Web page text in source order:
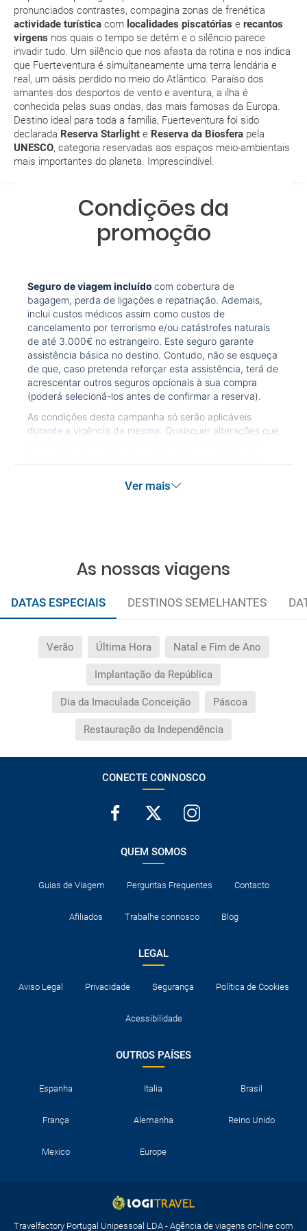
pronunciados contrastes, compagina zonas de frenética
actividade turística com localidades piscatórias e recantos
virgens nos quais o tempo se detém e o silêncio parece
invadir tudo. Um silêncio que nos afasta da rotina e nos indica
que Fuerteventura é simultaneamente uma terra lendária e
real, um oásis perdido no meio do Atlântico. Paraíso dos
amantes dos desportos de vento e aventura, a ilha é
conhecida pelas suas ondas, das mais famosas da Europa.
Destino ideal para toda a família, Fuerteventura foi sido
declarada Reserva Starlight e Reserva da Biosfera pela
UNESCO, categoria reservadas aos espaços meio-ambientais
mais importantes do planeta. Imprescindível.
poderá nadar em pleno Inverno
JAN
20.2 °C
14.2 °C
FEV
20.6 °C
14.4 °C
MAR
21.6 °C
14.8 °C
ABR
22.3 °C
15.3 °C
Que validade deve ter o meu passaporte para viajar
para...?
Com quanta antecedência tenho de estar no
aeroporto?
Como posso reservar uma viagem de pacote de
férias no site?
pendente de confirmação. Como sei se se confirma
Como sei se há lugares disponíveis na viagem que
Se tenho os transfers incluídos, onde me devo
dirigir?
A minha reserva inclui algum seguro de viagem?
Quais as condições gerais nas reservas das
viagens?
Quais as taxas de entrada e saída do país se viajo
Que devo fazer se o transfer contratado do
Por que me aparece o preço de uma criança igual
Quantas vezes devo imprimir o voucher dos
Condições da
promoção
Seguro de viagem incluído com cobertura de
bagagem, perda de ligações e repatriação. Ademais,
inclui custos médicos assim como custos de
cancelamento por terrorismo e/ou catástrofes naturais
de até 3.000€ no estrangeiro. Este seguro garante
assistência básica no destino. Contudo, não se esqueça
de que, caso pretenda reforçar esta assistência, terá de
acrescentar outros seguros opcionais à sua compra
(poderá selecioná-los antes de confirmar a reserva).
As condições desta campanha só serão aplicáveis
durante a vigência da mesma. Quaisquer alterações que
Ver mais
As nossas viagens
DATAS ESPECIAIS DESTINOS SEMELHANTES
Verão Última Hora Natal e Fim de Ano
Implantação da República
Dia da Imaculada Conceição Páscoa
Restauração da Independência
CONECTE CONNOSCO
QUEM SOMOS
Guias de Viagem Perguntas Frequentes Contacto
Afiliados Trabalhe connosco Blog
LEGAL
Aviso Legal Privacidade Segurança Política de Cookies
Acessibilidade
OUTROS PAÍSES
Espanha Italia Brasil
França Alemanha Reino Unido
Mexico Europe
Travelfactory Portugal Unipessoal LDA - Agência de viagens on-line com